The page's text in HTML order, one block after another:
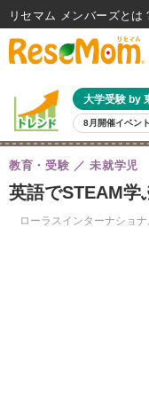
大学受験 by
8月開催イベン
英語でSTEAM学
ローラスインターナショナ
教育・受験 未就学児
リセマム メンバーズ